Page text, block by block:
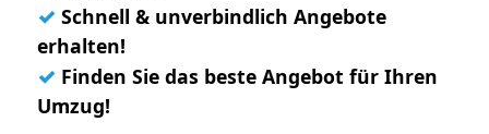
✓ Schnell & unverbindlich Angebote
erhalten!
✓ Finden Sie das beste Angebot für Ihren
Umzug!